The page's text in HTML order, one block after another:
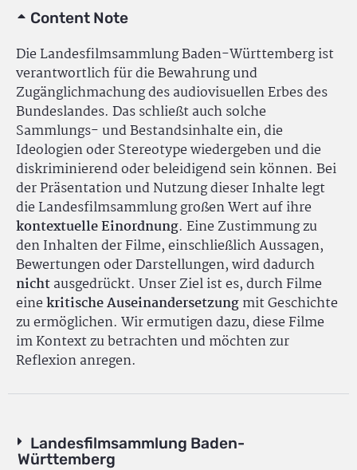
Content Note
Die Landesfilmsammlung Baden-Württemberg ist
verantwortlich für die Bewahrung und
Zugänglichmachung des audiovisuellen Erbes des
Bundeslandes. Das schließt auch solche
Sammlungs- und Bestandsinhalte ein, die
Ideologien oder Stereotype wiedergeben und die
diskriminierend oder beleidigend sein können. Bei
der Präsentation und Nutzung dieser Inhalte legt
die Landesfilmsammlung großen Wert auf ihre
kontextuelle Einordnung. Eine Zustimmung zu
den Inhalten der Filme, einschließlich Aussagen,
Bewertungen oder Darstellungen, wird dadurch
nichtausgedrückt. Unser Ziel ist es, durch Filme
einekritische Auseinandersetzungmit Geschichte
zu ermöglichen. Wir ermutigen dazu, diese Filme
im Kontext zu betrachten und möchten zur
Reflexion anregen.
Landesfilmsammlung Baden-
Württemberg